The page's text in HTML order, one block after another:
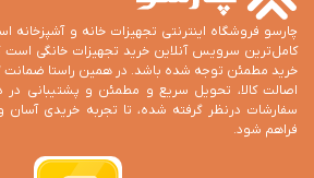
چارسو فروشگاه اینترنتی تجهیزات خانه و
کامل‌ترین سرویس آنلاین خرید تجهیزات خانگی
اصالت کالا، تحویل سریع و مطمئن و پشتیبانی در
سفارشات درنظر گرفته شده، تا تجربه خریدی آسان
فراهم شود.